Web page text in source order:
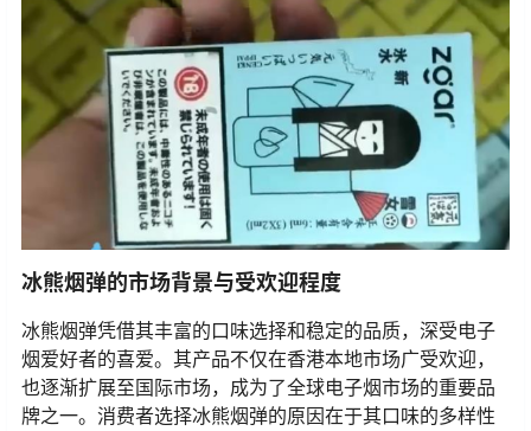
冰熊烟弹的市场背景与受欢迎程度
冰熊烟弹凭借其丰富的口味选择和稳定的品质，深受电子
烟爱好者的喜爱。其产品不仅在香港本地市场广受欢迎，
也逐渐扩展至国际市场，成为了全球电子烟市场的重要品
牌之一。消费者选择冰熊烟弹的原因在于其口味的多样性